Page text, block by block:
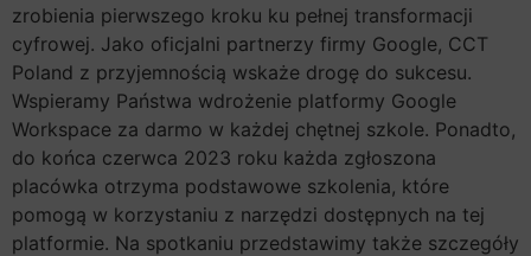
zrobienia pierwszego kroku ku pełnej transformacji
cyfrowej. Jako oficjalni partnerzy firmy Google, CCT
Poland z przyjemnością wskaże drogę do sukcesu.
Wspieramy Państwa wdrożenie platformy Google
Workspace za darmo w każdej chętnej szkole. Ponadto,
do końca czerwca 2023 roku każda zgłoszona
placówka otrzyma podstawowe szkolenia, które
pomogą w korzystaniu z narzędzi dostępnych na tej
platformie. Na spotkaniu przedstawimy także szczegóły